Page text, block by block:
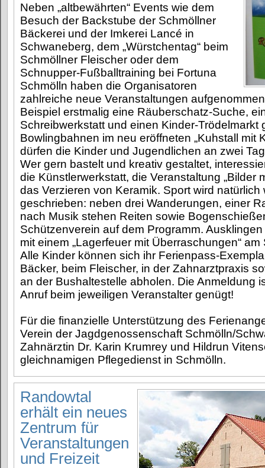
Neben „altbewährten“ Events wie dem
Besuch der Backstube der Schmöllner
Bäckerei und der Imkerei Lancé in
Schwaneberg, dem „Würstchentag“ beim
Schmöllner Fleischer oder dem
Schnupper-Fußballtraining bei Fortuna
Schmölln haben die Organisatoren
zahlreiche neue Veranstaltungen
Beispiel erstmalig eine Räuberschatz-Suche,
Schreibwerkstatt und einen Kinder-Trödelmarkt
Bowlingbahnen im neu eröffneten „Kuhstall mit
dürfen die Kinder und Jugendlichen an zwei
Wer gern bastelt und kreativ gestaltet,
die Künstlerwerkstatt, die Veranstaltung „Bilder
das Verzieren von Keramik. Sport wird natürlich
geschrieben: neben drei Wanderungen, einer
nach Musik stehen Reiten sowie
Schützenverein auf dem Programm.
mit einem „Lagerfeuer mit Überraschungen“
Alle Kinder können sich ihr Ferienpass-
Bäcker, beim Fleischer, in der Zahnarztpraxis
an der Bushaltestelle abholen. Die Anmeldung
Anruf beim jeweiligen Veranstalter genügt!
Für die finanzielle Unterstützung des
Verein der Jagdgenossenschaft Schmölln/
Zahnärztin Dr. Karin Krumrey und Hildrun
gleichnamigen Pflegedienst in Schmölln.
Randowtal
erhält ein neues
Zentrum für
Veranstaltungen
und Freizeit